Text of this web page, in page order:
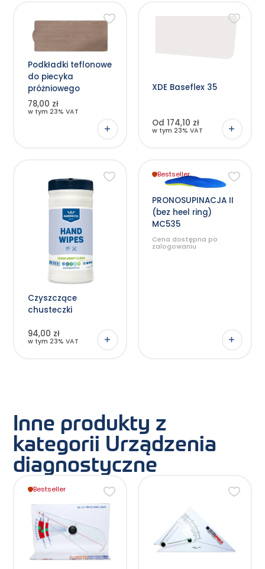
Podkładki teflonowe
do piecyka
próżniowego
78,00 zł
w tym 23% VAT
XDE Baseflex 35
Od 174,10 zł
w tym 23% VAT
stronie
Czyszczące
chusteczki
94,00 zł
w tym 23% VAT
PRONOSUPINACJA II
(bez heel ring)
MC535
Cena dostępna po
zalogowaniu
Ten
produkt
wiele
wariantów.
Opcje
można
wybrać
na
stronie
produktu
Bestseller
Inne produkty z
kategorii Urządzenia
diagnostyczne
Bestseller